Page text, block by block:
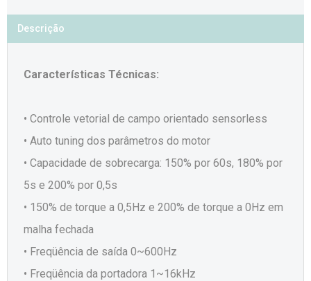
Descrição
Características Técnicas:
• Controle vetorial de campo orientado sensorless
• Auto tuning dos parâmetros do motor
• Capacidade de sobrecarga: 150% por 60s, 180% por
5s e 200% por 0,5s
• 150% de torque a 0,5Hz e 200% de torque a 0Hz em
malha fechada
• Freqüência de saída 0~600Hz
• Freqüência da portadora 1~16kHz